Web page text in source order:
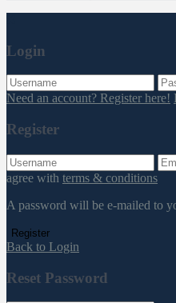
Login
Need an account? Register here!
Register
agree with terms & conditions
A password will be e-mailed to
Register
Back to Login
Reset Password